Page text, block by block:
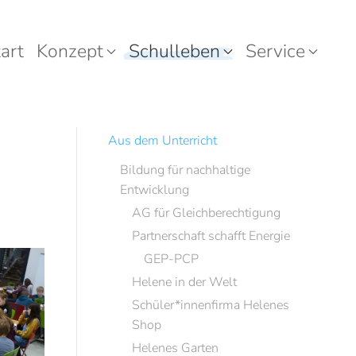
Konzept Schulleben Service
Aus dem Unterricht
Bildung für nachhaltige
Entwicklung
AG für Gleichberechtigung
Partnerschaft schafft Energie
GEP-PCP
Helene in der Welt
Schüler*innenfirma Helenes
Shop
Helenes Garten